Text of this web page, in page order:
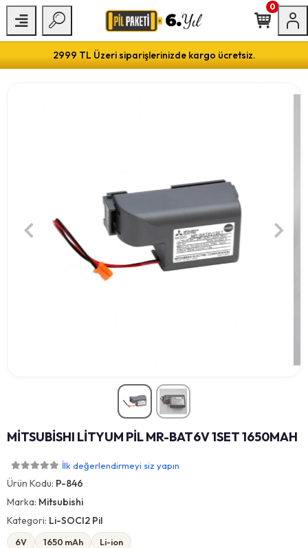
2999 TL Üzeri siparişlerinizde kargo ücretsiz.
0
MİTSUBİSHI LİTYUM PİL MR-BAT6V 1SET 1650MAH
İlk değerlendirmeyi siz yapın
Ürün Kodu: P-846
Marka: Mitsubishi
Kategori: Li-SOCI2 Pil
6V 1650 mAh Li-ion